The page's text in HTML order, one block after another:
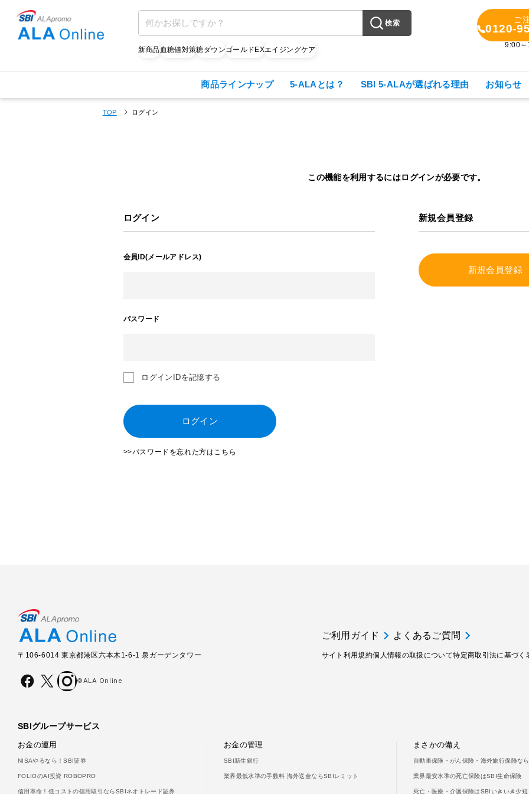
検索
新商品血糖値対策糖ダウンゴールドEXエイジングケア
ご
0120-
9:00～
商品ラインナップ 5-ALAとは？ SBI 5-ALAが選ばれる理由 お知らせ
TOP ログイン
この機能を利用するにはログインが必要です。
ログイン
会員ID(メールアドレス)
パスワード
ログインIDを記憶する
ログイン
>>パスワードを忘れた方はこちら
新規会員登録
新規会員登録
〒106-6014 東京都港区六本木1-6-1 泉ガーデンタワー
ご利用ガイド よくあるご質問
サイト利用規約個人情報の取扱について特定商取引法に基づく
©ALA Online
SBIグループサービス
お金の運用
NISAやるなら！SBI証券
FOLIOのAI投資 ROBOPRO
信用革命！低コストの信用取引ならSBIネオトレード証券
お金の管理
SBI新生銀行
業界最低水準の手数料 海外送金ならSBIレミット
まさかの備え
自動車保険・がん保険・海外旅行保険な
業界最安水準の死亡保険はSBI生命保険
死亡・医療・介護保険はSBIいきいき少短